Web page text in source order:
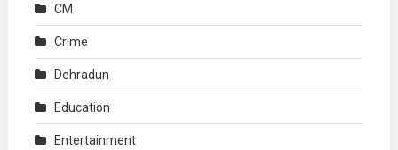
CM
Crime
Dehradun
Education
Entertainment